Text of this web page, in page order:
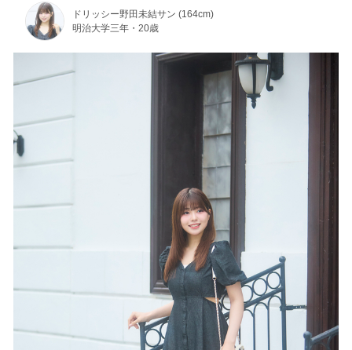
ドリッシー野田未結サン (164cm)
明治大学三年・20歳